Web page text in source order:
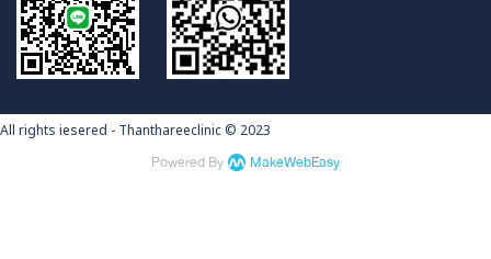
All rights iesered - Thanthareeclinic © 2023
Powered By MakeWebEasy